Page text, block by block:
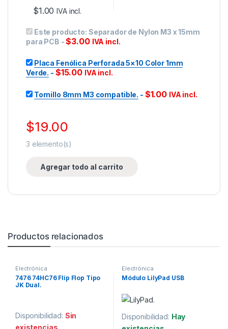
$1.00 IVA incl.
Este producto: Separador de Nylon M3 x 15mm
para PCB -$3.00 IVA incl.
Placa Fenólica Perforada 5×10 Color 1mm
Verde. - $15.00 IVA incl.
Tornillo 8mm M3 compatible. - $1.00 IVA incl.
$19.00
3 elemento(s)
Agregar todo al carrito
Productos relacionados
Electrónica
7476 74HC76 Flip Flop Tipo
JK Dual.
Disponibilidad: Sin
Electrónica
Módulo LilyPad USB
Disponibilidad: Hay